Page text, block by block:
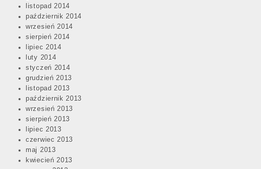
listopad 2014
październik 2014
wrzesień 2014
sierpień 2014
lipiec 2014
luty 2014
styczeń 2014
grudzień 2013
listopad 2013
październik 2013
wrzesień 2013
sierpień 2013
lipiec 2013
czerwiec 2013
maj 2013
kwiecień 2013